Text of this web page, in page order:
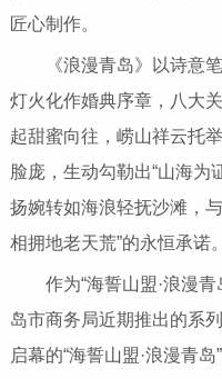
匠心制作。
《浪漫青岛》以诗意笔
灯火化作婚典序章，八大
起甜蜜向往，崂山祥云托
脸庞，生动勾勒出“山海为
扬婉转如海浪轻抚沙滩，
相拥地老天荒”的永恒承诺。
作为“海誓山盟·浪漫青
岛市商务局近期推出的系
启幕的“海誓山盟·浪漫青